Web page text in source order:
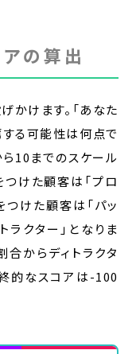
の算出
かけます。「あなた
る可能性は何点で
10までのスケール
けた顧客は「プロ
つけた顧客は「パッ
ラクター」となりま
合からディトラクタ
的なスコアは-100